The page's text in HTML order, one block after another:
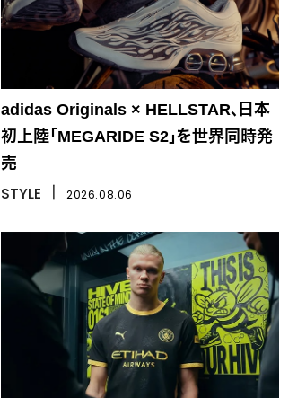
adidas Originals × HELLSTAR、日本
初上陸「MEGARIDE S2」を世界同時発
売
STYLE 2026.08.06